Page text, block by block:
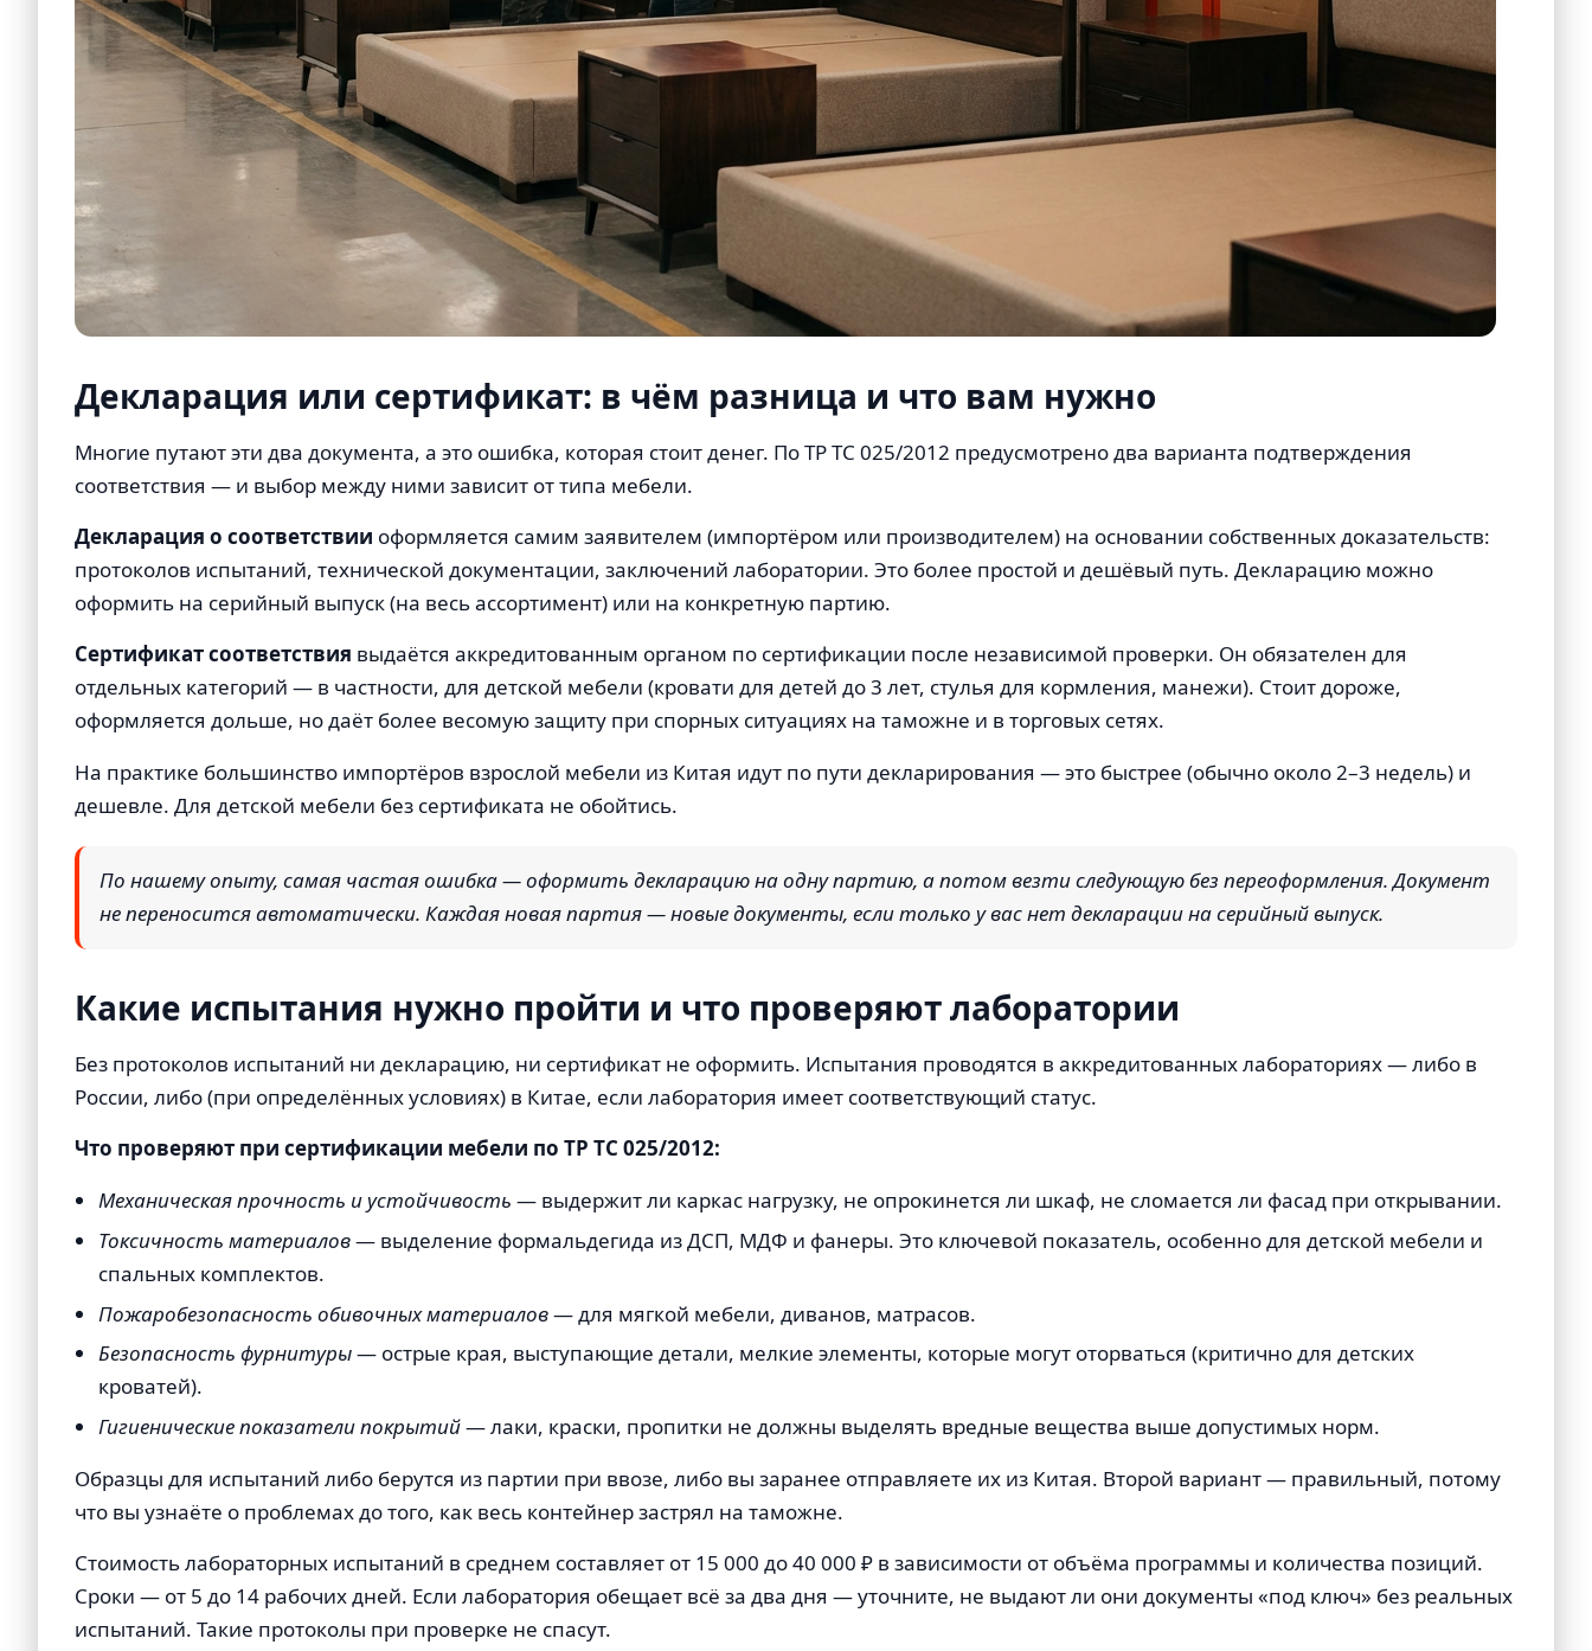
Декларация или сертификат: в чём разница и что вам нужно
Многие путают эти два документа, а это ошибка, которая стоит денег. По ТР ТС 025/2012 предусмотрено два варианта подтверждения
соответствия — и выбор между ними зависит от типа мебели.
Декларация о соответствии оформляется самим заявителем (импортёром или производителем) на основании собственных доказательств:
протоколов испытаний, технической документации, заключений лаборатории. Это более простой и дешёвый путь. Декларацию можно
оформить на серийный выпуск (на весь ассортимент) или на конкретную партию.
Сертификат соответствия выдаётся аккредитованным органом по сертификации после независимой проверки. Он обязателен для
отдельных категорий — в частности, для детской мебели (кровати для детей до 3 лет, стулья для кормления, манежи). Стоит дороже,
оформляется дольше, но даёт более весомую защиту при спорных ситуациях на таможне и в торговых сетях.
На практике большинство импортёров взрослой мебели из Китая идут по пути декларирования — это быстрее (обычно около 2–3 недель) и
дешевле. Для детской мебели без сертификата не обойтись.
По нашему опыту, самая частая ошибка — оформить декларацию на одну партию, а потом везти следующую без переоформления. Документ
не переносится автоматически. Каждая новая партия — новые документы, если только у вас нет декларации на серийный выпуск.
Какие испытания нужно пройти и что проверяют лаборатории
Без протоколов испытаний ни декларацию, ни сертификат не оформить. Испытания проводятся в аккредитованных лабораториях — либо в
России, либо (при определённых условиях) в Китае, если лаборатория имеет соответствующий статус.
Что проверяют при сертификации мебели по ТР ТС 025/2012:
Механическая прочность и устойчивость — выдержит ли каркас нагрузку, не опрокинется ли шкаф, не сломается ли фасад при открывании.
Токсичность материалов— выделение формальдегида из ДСП, МДФ и фанеры. Это ключевой показатель, особенно для детской мебели и
спальных комплектов.
Пожаробезопасность обивочных материалов— для мягкой мебели, диванов, матрасов.
Безопасность фурнитуры— острые края, выступающие детали, мелкие элементы, которые могут оторваться (критично для детских
кроватей).
Гигиенические показатели покрытий— лаки, краски, пропитки не должны выделять вредные вещества выше допустимых норм.
Образцы для испытаний либо берутся из партии при ввозе, либо вы заранее отправляете их из Китая. Второй вариант — правильный, потому
что вы узнаёте о проблемах до того, как весь контейнер застрял на таможне.
Стоимость лабораторных испытаний в среднем составляет от 15 000 до 40 000 ₽ в зависимости от объёма программы и количества позиций.
Сроки — от 5 до 14 рабочих дней. Если лаборатория обещает всё за два дня — уточните, не выдают ли они документы «под ключ» без реальных
испытаний. Такие протоколы при проверке не спасут.